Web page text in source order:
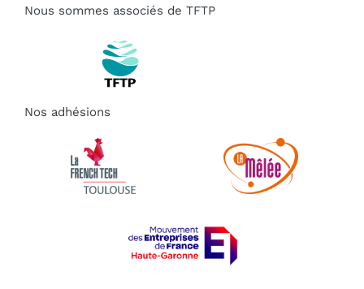
Nous sommes associés de TFTP
Nos adhésions